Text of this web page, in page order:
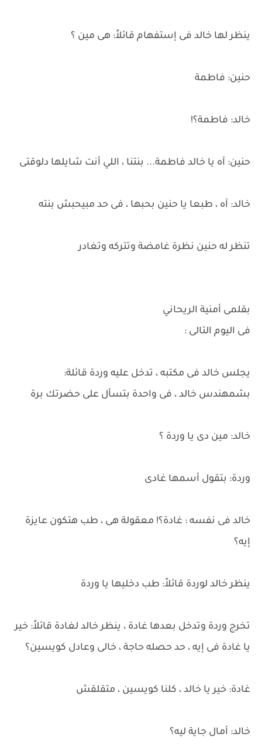
ينظر لها خالد فى إستفهام قائلاً: هى مين ؟
حنين: فاطمة
خالد: فاطمة؟!
حنين: آه يا خالد فاطمة... بنتنا ، اللي أنت شايلها دلوقتى
خالد: آه ، طبعا يا حنين بحبها ، فى حد مبيحبش بنته
تنظر له حنين نظرة غامضة وتتركه وتغادر
بقلمى أمنية الريحاني
فى اليوم التالى :
يجلس خالد فى مكتبه ، تدخل عليه وردة قائلة:
بشمهندس خالد ، فى واحدة بتسأل على حضرتك برة
خالد: مين دى يا وردة ؟
وردة: بتقول أسمها غادى
خالد فى نفسه : غادة؟! معقولة هى ، طب هتكون عايزة
إيه؟
ينظر خالد لوردة قائلاً: طب دخليها يا وردة
تخرج وردة وتدخل بعدها غادة ، ينظر خالد لغادة قائلاً: خير
يا غادة فى إيه ، حد حصله حاجة ، خالى وعادل كويسين؟
غادة: خير يا خالد ، كلنا كويسين ، متقلقش
خالد: أمال جاية ليه؟